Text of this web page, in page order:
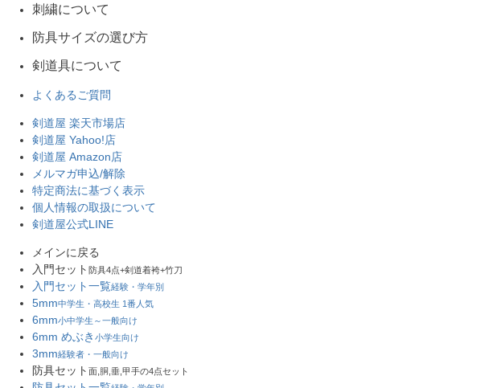
刺繍について
防具サイズの選び方
剣道具について
よくあるご質問
剣道屋 楽天市場店
剣道屋 Yahoo!店
剣道屋 Amazon店
メルマガ申込/解除
特定商法に基づく表示
個人情報の取扱について
剣道屋公式LINE
メインに戻る
入門セット 防具4点+剣道着袴+竹刀
入門セット一覧経験・学年別
5mm中学生・高校生 1番人気
6mm小中学生～一般向け
6mm めぶき 小学生向け
3mm経験者・一般向け
防具セット 面,胴,垂,甲手の4点セット